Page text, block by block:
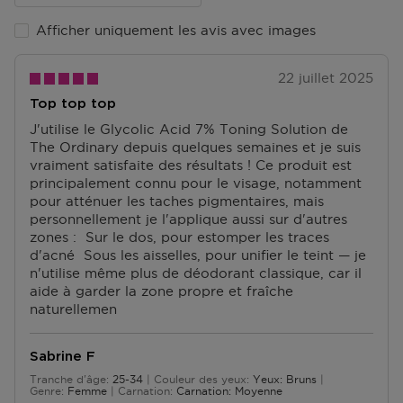
track & trace.
Accédez à plus d’informations et à la FAQ sur la
Retourner
Retours
Après réception de votre commande, vous disposez
de 14 jours pour la retourner (partiellement) ou
l'annuler. Après l'annulation, vous disposez d'un délai
supplémentaire de 14 jours pour retourner les produits.
Pour annuler votre commande, vous pouvez nous
contacter ou utiliserle formulaire de retour.
Échange ou retour en magasin
n’avez pas besoin de remplir un formulaire de retour
pour cela. Veuillez apporter votre confirmation de
commande avec vous.
Afficher uniquement les avis avec images
22 juillet 2025
Top top top
J'utilise le Glycolic Acid 7% Toning Solution de
The Ordinary depuis quelques semaines et je suis
vraiment satisfaite des résultats ! Ce produit est
principalement connu pour le visage, notamment
pour atténuer les taches pigmentaires, mais
personnellement je l'applique aussi sur d'autres
zones : ️ Sur le dos, pour estomper les traces
d'acné ️ Sous les aisselles, pour unifier le teint — je
n'utilise même plus de déodorant classique, car il
aide à garder la zone propre et fraîche
naturellemen
Sabrine F
Tranche d'âge
De 25 à 34 25-34 Couleur des yeux
Yeux: Bruns
Genre
Femme Carnation Carnation: Moyenne